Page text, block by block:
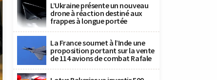
L’Ukraine présente un nouveau
drone à réaction destiné aux
frappes à longue portée
La France soumet à l’Inde une
proposition portant sur la vente
de 114 avions de combat Rafale